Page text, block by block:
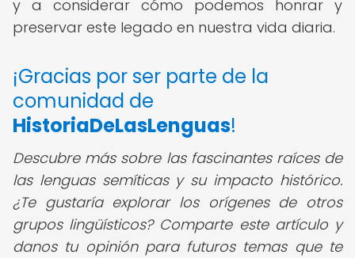
y a considerar cómo podemos honrar y
preservar este legado en nuestra vida diaria.
¡Gracias por ser parte de la
comunidad de
HistoriaDeLasLenguas!
Descubre más sobre las fascinantes raíces de
las lenguas semíticas y su impacto histórico.
¿Te gustaría explorar los orígenes de otros
grupos lingüísticos? Comparte este artículo y
danos tu opinión para futuros temas que te